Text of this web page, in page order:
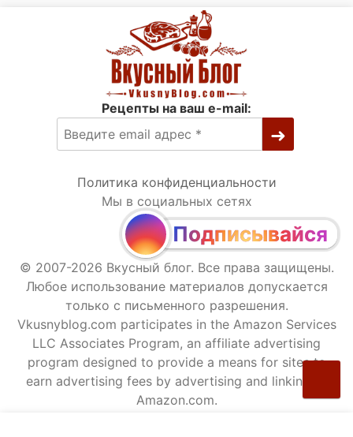
Рецепты на ваш e-mail:
Политика конфиденциальности
Мы в социальных сетях
Подписывайся
© 2007-2026 Вкусный блог. Все права защищены.
Любое использование материалов допускается
только с письменного разрешения.
Vkusnyblog.com participates in the Amazon Services
LLC Associates Program, an affiliate advertising
program designed to provide a means for sites to
earn advertising fees by advertising and linking to
Amazon.com.